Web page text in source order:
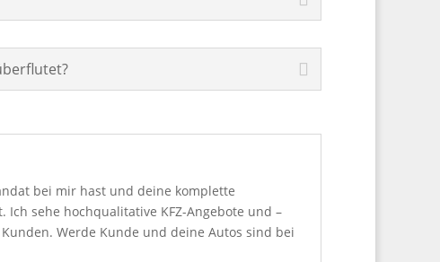
bei mir hast und deine komplette
sehe hochqualitative KFZ-Angebote und –
Werde Kunde und deine Autos sind bei